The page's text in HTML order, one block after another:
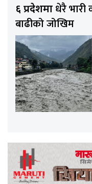
६ प्रदेशमा धेरै भारी
बाढीको जोखिम